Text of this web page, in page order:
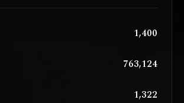
1,400
763,124
1,322